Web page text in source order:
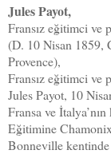
Jules Payot,
Fransız eğitimci ve
(D. 10 Nisan 1859,
Provence),
Fransız eğitimci ve
Jules Payot, 10
Fransa ve
Eğitimine
Bonneville kentinde